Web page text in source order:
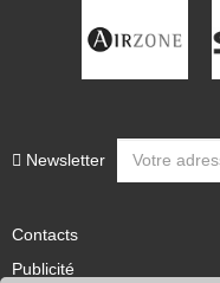
Newsletter
Contacts
Publicité